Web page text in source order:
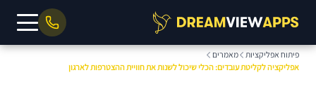
פיתוח אפליקציות
מאמרים
אפליקציה לקליטת עובדים: הכלי שיכול לשנות את חוויית ההצטרפות לארגון